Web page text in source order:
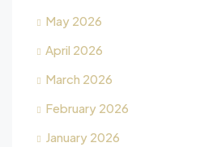
May 2026
April 2026
March 2026
February 2026
January 2026